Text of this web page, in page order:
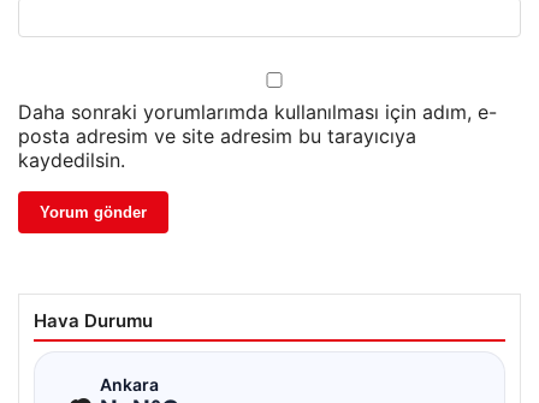
Daha sonraki yorumlarımda kullanılması için adım, e-
posta adresim ve site adresim bu tarayıcıya
kaydedilsin.
Hava Durumu
Ankara